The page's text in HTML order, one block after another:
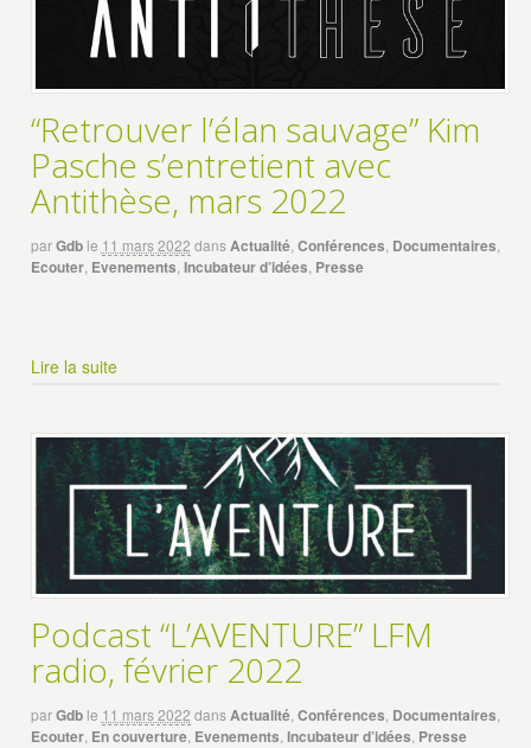
“Retrouver l’élan sauvage” Kim
Pasche s’entretient avec
Antithèse, mars 2022
parGdb le 11 mars 2022 dansActualité, Conférences Documentaires
Ecouter, Evenements Incubateur d’idées Presse
Lire la suite
Podcast “L’AVENTURE” LFM
radio, février 2022
parGdb le 11 mars 2022 dans Actualité, Conférences Documentaires
Ecouter, En couverture, Evenements Incubateur d’idées Presse